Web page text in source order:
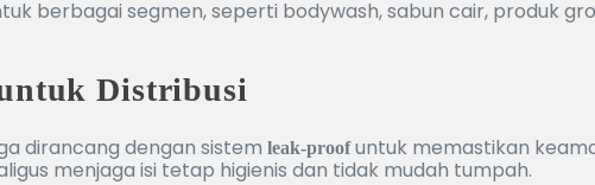
berbagai segmen, seperti bodywash, sabun cair, produk
Distribusi
dirancang dengan sistem leak-proofuntuk memastikan
menjaga isi tetap higienis dan tidak mudah tumpah.